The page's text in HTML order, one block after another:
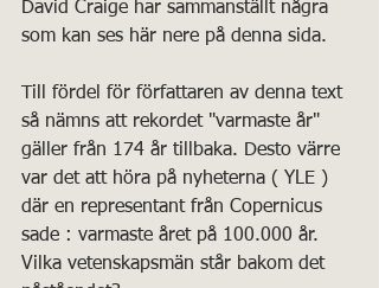
David Craige har sammanställt några
som kan ses här nere på denna sida.
Till fördel för författaren av denna text
så nämns att rekordet "varmaste år"
gäller från 174 år tillbaka. Desto värre
var det att höra på nyheterna ( YLE )
där en representant från Copernicus
sade : varmaste året på 100.000 år.
Vilka vetenskapsmän står bakom det